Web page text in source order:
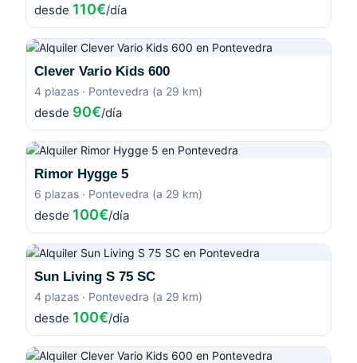
desde 110€/día
Clever Vario Kids 600
4 plazas · Pontevedra (a 29 km)
desde 90€/día
Rimor Hygge 5
6 plazas · Pontevedra (a 29 km)
desde 100€/día
Sun Living S 75 SC
4 plazas · Pontevedra (a 29 km)
desde 100€/día